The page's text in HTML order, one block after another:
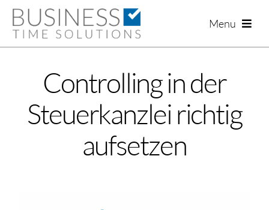
Zum
Inhalt
springen
Menu
Controlling in der
Steuerkanzlei richtig
aufsetzen